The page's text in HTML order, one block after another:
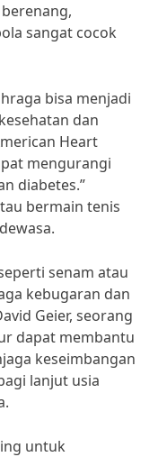
sangat cocok
bisa menjadi
dan
Heart
mengurangi
diabetes.”
bermain tenis
senam atau
kebugaran dan
Geier, seorang
dapat membantu
keseimbangan
lanjut usia
untuk